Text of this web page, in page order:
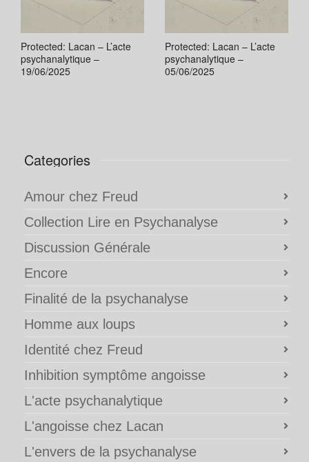
Protected: Lacan – L’acte
psychanalytique –
19/06/2025
Protected: Lacan – L’acte
psychanalytique –
05/06/2025
Categories
Amour chez Freud
Collection Lire en Psychanalyse
Discussion Générale
Encore
Finalité de la psychanalyse
Homme aux loups
Identité chez Freud
Inhibition symptôme angoisse
L'acte psychanalytique
L'angoisse chez Lacan
L'envers de la psychanalyse